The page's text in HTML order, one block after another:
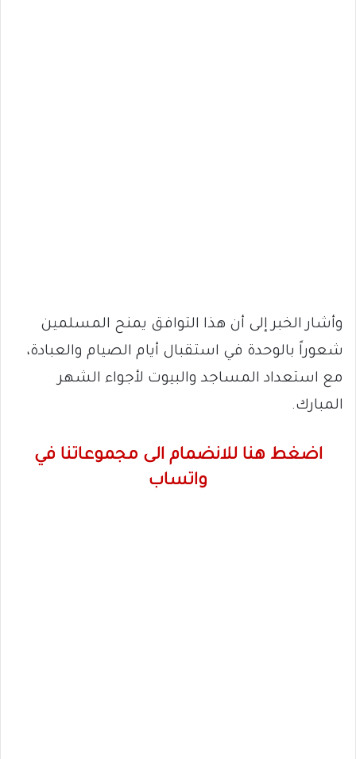
وأشار الخبر إلى أن هذا التوافق يمنح المسلمين
شعوراً بالوحدة في استقبال أيام الصيام والعبادة،
مع استعداد المساجد والبيوت لأجواء الشهر
المبارك.
اضغط هنا للانضمام الى مجموعاتنا في
واتساب